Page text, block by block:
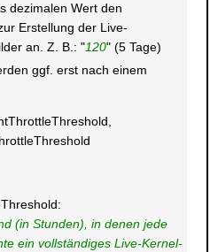
dezimalen Wert den
Erstellung der Live-
an. Z. B.: "120" (5 Tage)
ggf. erst nach einem
(in Stunden), in denen jede
ein vollständiges Live-Kernel-